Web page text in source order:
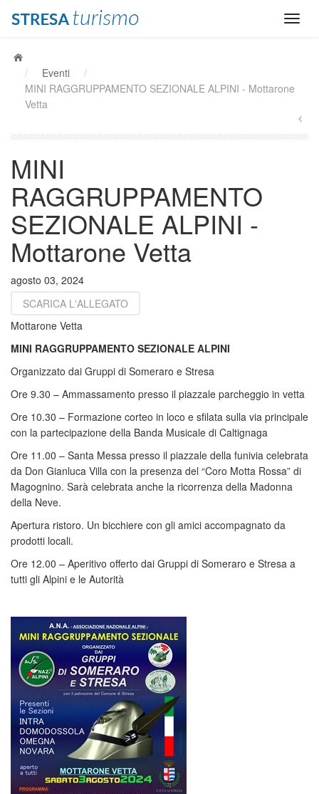
/ Eventi
/
MINI RAGGRUPPAMENTO SEZIONALE ALPINI - Mottarone
Vetta
MINI
RAGGRUPPAMENTO
SEZIONALE ALPINI -
Mottarone Vetta
agosto 03, 2024
SCARICA L'ALLEGATO
Mottarone Vetta
MINI RAGGRUPPAMENTO SEZIONALE ALPINI
Organizzato dai Gruppi di Someraro e Stresa
Ore 9.30 – Ammassamento presso il piazzale parcheggio in vetta
Ore 10.30 – Formazione corteo in loco e sfilata sulla via principale
con la partecipazione della Banda Musicale di Caltignaga
Ore 11.00 – Santa Messa presso il piazzale della funivia celebrata
da Don Gianluca Villa con la presenza del “Coro Motta Rossa” di
Magognino. Sarà celebrata anche la ricorrenza della Madonna
della Neve.
Apertura ristoro. Un bicchiere con gli amici accompagnato da
prodotti locali.
Ore 12.00 – Aperitivo offerto dai Gruppi di Someraro e Stresa a
tutti gli Alpini e le Autorità